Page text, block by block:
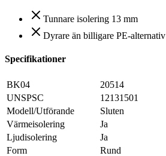
Tunnare isolering 13 mm
Dyrare än billigare PE-alternativ
Specifikationer
BK04
20514
UNSPSC
12131501
Modell/Utförande
Sluten
Värmeisolering
Ja
Ljudisolering
Ja
Form
Rund